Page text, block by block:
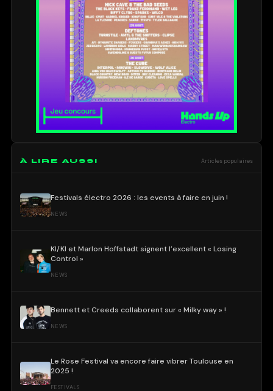
À LIRE AUSSI Articles populaires
Festivals électro 2026 : les events à faire en juin !
NEWS
KI/KI et Marlon Hoffstadt signent l’excellent « Losing
Control »
NEWS
Bennett et Creeds collaborent sur « Milky way » !
NEWS
Le Rose Festival va encore faire vibrer Toulouse en
2025 !
FESTIVALS